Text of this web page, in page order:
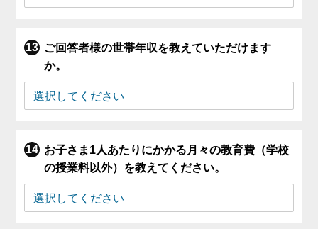
ご回答者様の世帯年収を教えていただけます
か。
お子さま1人あたりにかかる月々の教育費（学校
の授業料以外）を教えてください。